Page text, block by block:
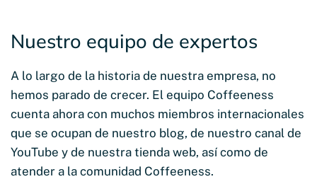
Nuestro equipo de expertos
A lo largo de la historia de nuestra empresa, no
hemos parado de crecer. El equipo Coffeeness
cuenta ahora con muchos miembros internacionales
que se ocupan de nuestro blog, de nuestro canal de
YouTube y de nuestra tienda web, así como de
atender a la comunidad Coffeeness.